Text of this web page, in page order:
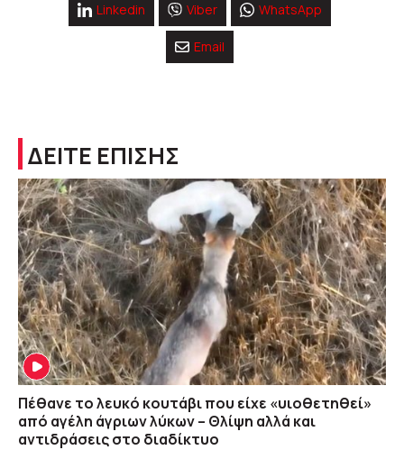
Linkedin Viber WhatsApp
Email
ΔΕΙΤΕ ΕΠΙΣΗΣ
Πέθανε το λευκό κουτάβι που είχε «υιοθετηθεί»
από αγέλη άγριων λύκων – Θλίψη αλλά και
αντιδράσεις στο διαδίκτυο